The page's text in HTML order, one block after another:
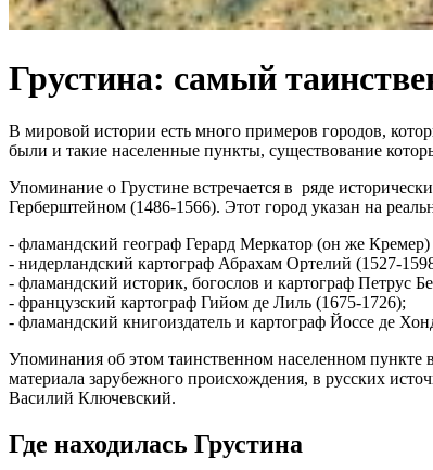
Грустина: самый
В мировой истории есть много примеров городов,
были и такие населенные пункты, существование
Упоминание о Грустине встречается в ряде
Герберштейном (1486-1566). Этот город указан на
- фламандский географ Герард Меркатор (он же Кремер)
- нидерландский картограф Абрахам Ортелий (1527-
- фламандский историк, богослов и картограф Петрус
- французский картограф Гийом де Лиль (1675-1726);
- фламандский книгоиздатель и картограф Йоссе де
Упоминания об этом таинственном населенном пункте
материала зарубежного происхождения, в русских
Василий Ключевский.
Где находилась Грустина